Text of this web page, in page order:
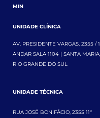
MIN
UNIDADE CLÍNICA
AV. PRESIDENTE VARGAS, 2355 /
ANDAR SALA 1104 | SANTA MARIA,
RIO GRANDE DO SUL
UNIDADE TÉCNICA
RUA JOSÉ BONIFÁCIO, 2355 11º